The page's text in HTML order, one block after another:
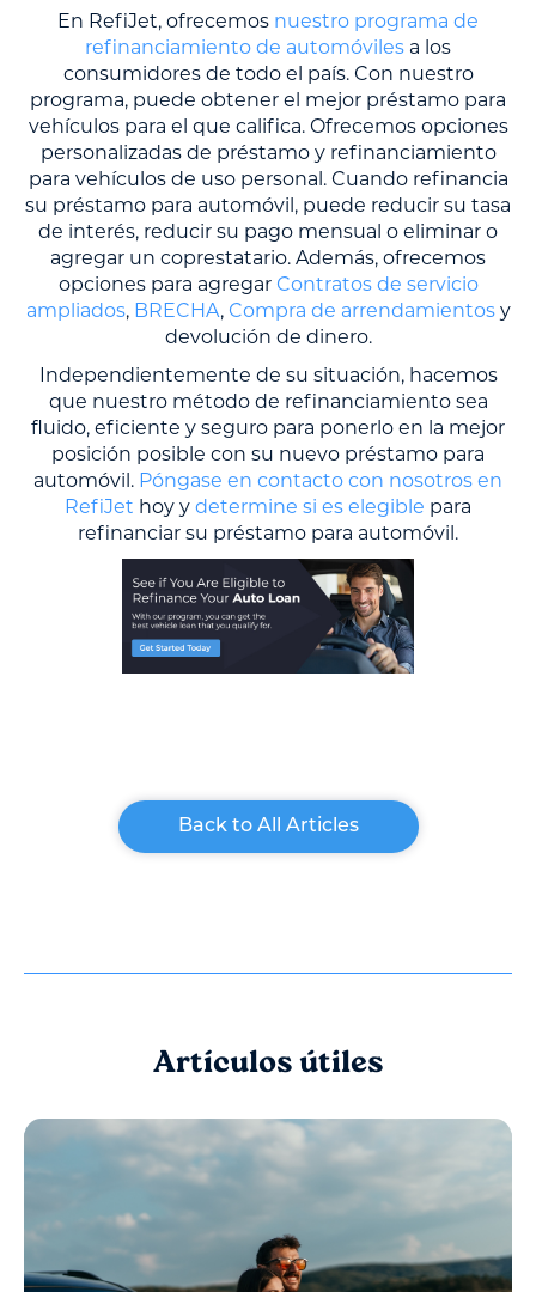
En RefiJet, ofrecemos nuestro programa de
refinanciamiento de automóviles a los
consumidores de todo el país. Con nuestro
programa, puede obtener el mejor préstamo para
vehículos para el que califica. Ofrecemos opciones
personalizadas de préstamo y refinanciamiento
para vehículos de uso personal. Cuando refinancia
su préstamo para automóvil, puede reducir su tasa
de interés, reducir su pago mensual o eliminar o
agregar un coprestatario. Además, ofrecemos
opciones para agregar Contratos de servicio
ampliados, BRECHA, Compra de arrendamientosy
devolución de dinero.
Independientemente de su situación, hacemos
que nuestro método de refinanciamiento sea
fluido, eficiente y seguro para ponerlo en la mejor
posición posible con su nuevo préstamo para
automóvil. Póngase en contacto con nosotros en
RefiJet hoy y determine si es elegible para
refinanciar su préstamo para automóvil.
Back to All Articles
Artículos útiles